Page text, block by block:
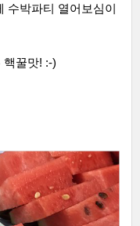
수박파티 열어보심이
핵꿀맛! :-)